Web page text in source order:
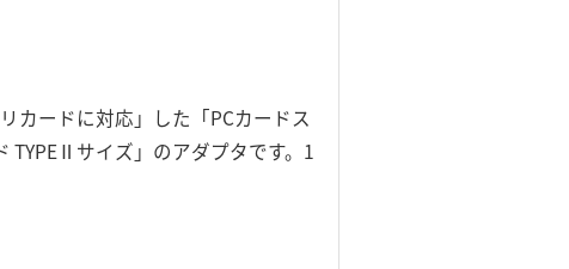
カードに対応」した「PCカードス
TYPEⅡサイズ」のアダプタです。1